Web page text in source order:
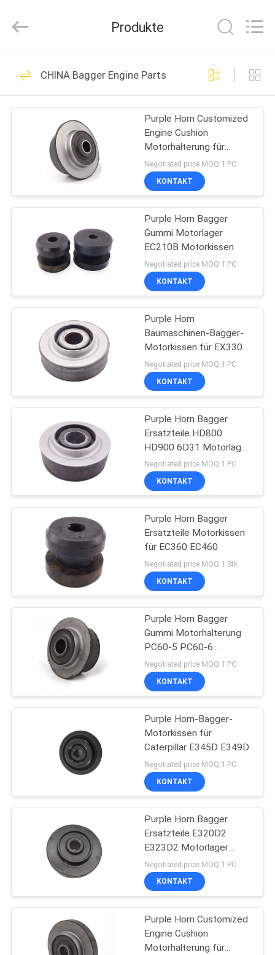
HAUS
PRODUKTE
FABRIK-
QUALITÄTSKONTROLLE
TRETEN
VERBINDUNG
BLOG
FORDERN
SIE
ZITAT
SITEMAP
PRIVACY
Commerce
Rights
Bagger-
Hydraulikpumpe-
Teile
94
Hitachi-Bagger
Hydraulic Parts
10
kobelco
hydraulische Teile
10
Schwingen-
Motorenmontage
19
BaggerMagnetventil
Bagger Engine Parts
160
Produkte
CHINA Bagger Engine Parts
Purple Horn Customized
Engine Cushion
Motorhalterung für
PC200-5 PC200-6
Negotiated price MOQ:1 PC
KONTAKT
Purple Horn Bagger
Gummi Motorlager
EC210B Motorkissen
Negotiated price MOQ:1 PC
KONTAKT
Purple Horn
Baumaschinen-Bagger-
Motorkissen für EX330-
Motorhalterung
Negotiated price MOQ:1 PC
KONTAKT
Purple Horn Bagger
Ersatzteile HD800
HD900 6D31 Motorlager
Motorkissen
Negotiated price MOQ:1 PC
KONTAKT
Purple Horn Bagger
Ersatzteile Motorkissen
für EC360 EC460
Negotiated price MOQ:1 Stk
KONTAKT
Purple Horn Bagger
Gummi Motorhalterung
PC60-5 PC60-6
Motorkissen
Negotiated price MOQ:1 PC
KONTAKT
Purple Horn-Bagger-
Motorkissen für
Caterpillar E345D E349D
Negotiated price MOQ:1 PC
KONTAKT
Purple Horn Bagger
Ersatzteile E320D2
E323D2 Motorlager
Motorkissen
Negotiated price MOQ:1 PC
KONTAKT
Purple Horn Customized
Engine Cushion
Motorhalterung für